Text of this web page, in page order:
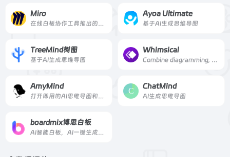
Miro
在线白板协作工具推出的AI思维导图工具
Ayoa Ultimate
基于AI生成思维导图
TreeMind树图
基于AI生成思维导图
Whimsical
Combine diagramming, whiteboarding, and more with Whimsical.用Whimsical将图表、白板和更多东西结合起来。
AmyMind
打开即用的AI思维导图和画板在线工具。
ChatMind
AI生成思维导图
boardmix博思白板
AI智能白板，AI一键生成思维导图